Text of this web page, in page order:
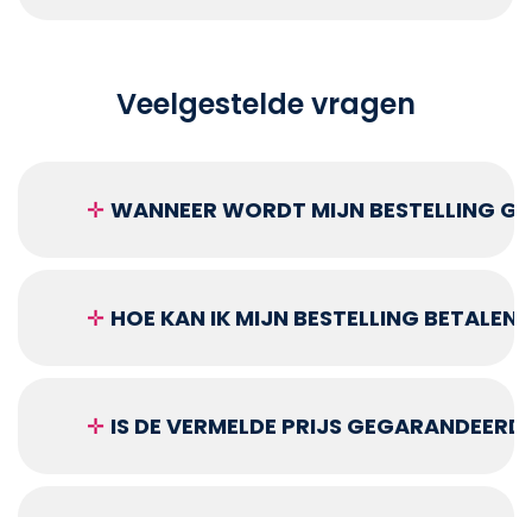
Veelgestelde vragen
✛ WANNEER WORDT MIJN BESTELLING
✛ HOE KAN IK MIJN BESTELLING BETALEN?
✛ IS DE VERMELDE PRIJS